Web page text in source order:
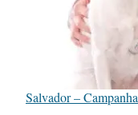
Salvador –